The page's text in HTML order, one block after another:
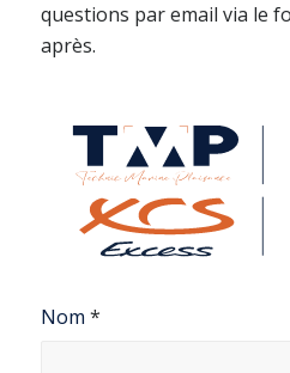
questions par email via le
après.
Nom *